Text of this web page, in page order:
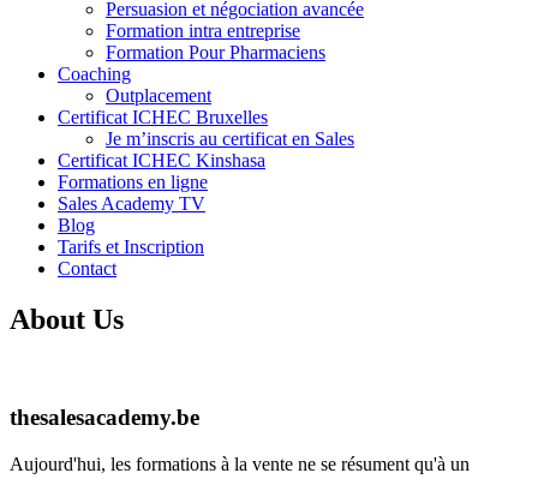
Persuasion et négociation avancée
Formation intra entreprise
Formation Pour Pharmaciens
Coaching
Outplacement
Certificat ICHEC Bruxelles
Je m’inscris au certificat en Sales
Certificat ICHEC Kinshasa
Formations en ligne
Sales Academy TV
Blog
Tarifs et Inscription
Contact
About Us
thesalesacademy.be
Aujourd'hui, les formations à la vente ne se résument qu'à un